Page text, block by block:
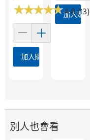
★★★★★
★★★★★4.8 (13)
加入購物車
加入購物
別人也會看